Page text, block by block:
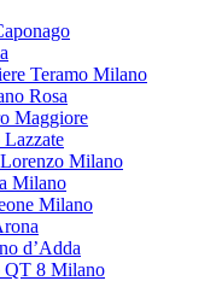
Teramo Milano
Rosa
Maggiore
Milano
Milano
Milano
d’Adda
QT 8 Milano